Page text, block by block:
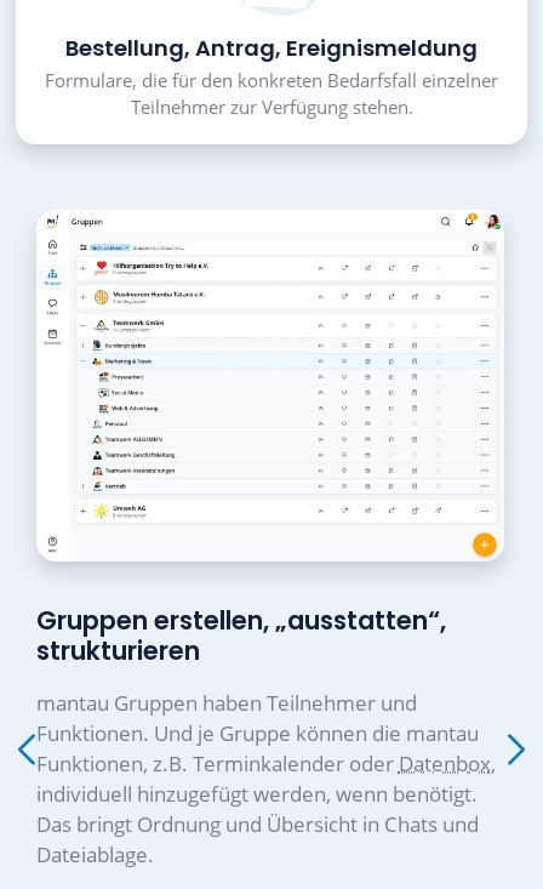
Bestellung, Antrag, Ereignismeldung
Formulare, die für den konkreten Bedarfsfall einzelner
Teilnehmer zur Verfügung stehen.
Gruppen erstellen, „ausstatten“,
strukturieren
mantau Gruppen haben Teilnehmer und
Funktionen. Und je Gruppe können die mantau
Funktionen, z.B. Terminkalender oder Datenbox,
individuell hinzugefügt werden, wenn benötigt.
Das bringt Ordnung und Übersicht in Chats und
Dateiablage.